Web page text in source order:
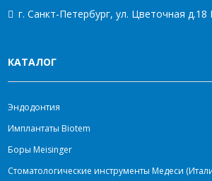
г. Санкт-Петербург, ул. Цветочная
КАТАЛОГ
Эндодонтия
Имплантаты Biotem
Боры Meisinger
Стоматологические инструменты Медеси